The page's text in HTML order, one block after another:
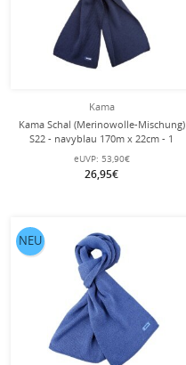
Kama
Kama Schal (Merinowolle-Mischung)
S22 - navyblau 170m x 22cm - 1
Stück
eUVP: 53,90€
26,95€
NEU